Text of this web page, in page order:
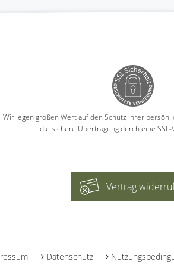
Wir legen großen Wert auf den Schutz Ihrer
die sichere Übertragung durch eine SSL-
Vertrag
Datenschutz